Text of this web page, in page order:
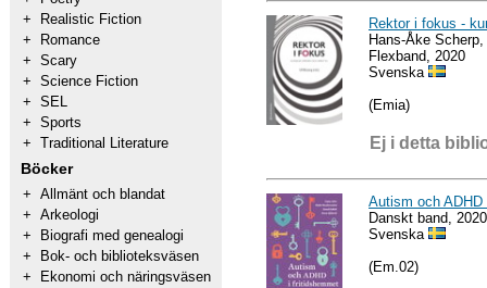
+
Realistic Fiction
+
Romance
+ Scary
+ Science Fiction
+ SEL
+ Sports
+ Traditional Literature
Böcker
+ Allmänt och blandat
+ Arkeologi
+
Biografi med genealogi
+
Bok- och biblioteksväsen
+
Ekonomi och näringsväsen
Rektor i fokus -
Hans-Åke
Flexband, 2020
Svenska
(Emia)
Ej i detta
Autism och
Danskt band, 2020
Svenska
(Em.02)